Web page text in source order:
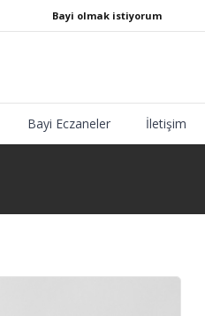
Bayi olmak istiyorum
Bayi Eczaneler İletişim